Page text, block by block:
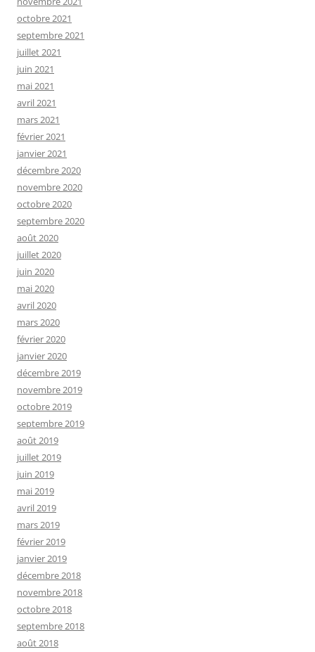
octobre 2021
septembre 2021
juillet 2021
juin 2021
mai 2021
avril 2021
mars 2021
février 2021
janvier 2021
décembre 2020
novembre 2020
octobre 2020
septembre 2020
août 2020
juillet 2020
juin 2020
mai 2020
avril 2020
mars 2020
février 2020
janvier 2020
décembre 2019
novembre 2019
octobre 2019
septembre 2019
août 2019
juillet 2019
juin 2019
mai 2019
avril 2019
mars 2019
février 2019
janvier 2019
décembre 2018
novembre 2018
octobre 2018
septembre 2018
août 2018